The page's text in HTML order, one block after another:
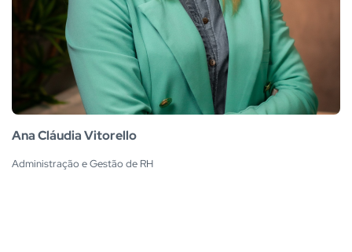
Ana Cláudia Vitorello
Administração e Gestão de RH